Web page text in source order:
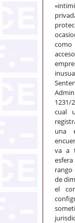
1231/
cual
una
va a
de
el